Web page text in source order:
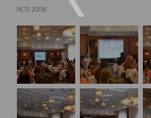
16.11.2016